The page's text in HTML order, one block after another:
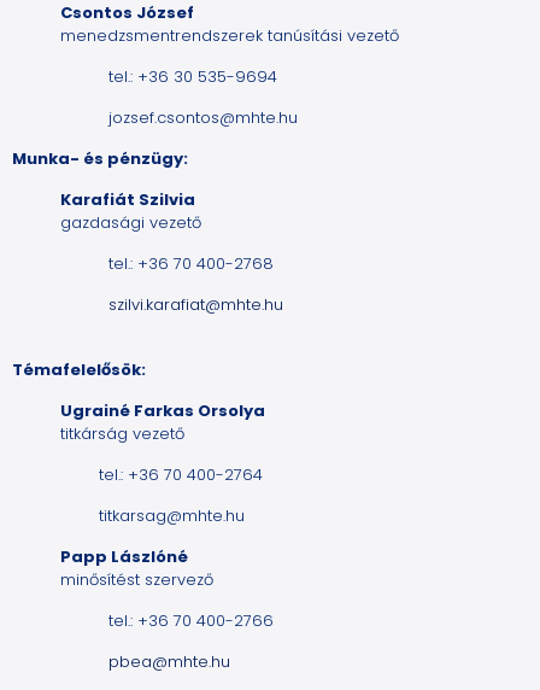
Csontos József
menedzsmentrendszerek tanúsítási vezető
tel.: +36 30 535-9694
jozsef.csontos@mhte.hu
Munka- és pénzügy:
Karafiát Szilvia
gazdasági vezető
tel.: +36 70 400-2768
szilvi.karafiat@mhte.hu
Témafelelősök:
Ugrainé Farkas Orsolya
titkárság vezető
tel.: +36 70 400-2764
titkarsag@mhte.hu
Papp Lászlóné
minősítést szervező
tel.: +36 70 400-2766
pbea@mhte.hu